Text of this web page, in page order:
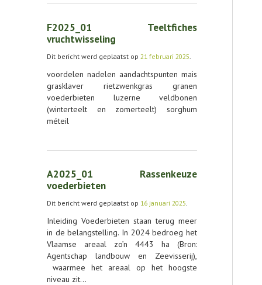
F2025_01 Teeltfiches
vruchtwisseling
Dit bericht werd geplaatst op 21 februari 2025.
voordelen nadelen aandachtspunten mais
grasklaver rietzwenkgras granen
voederbieten luzerne veldbonen
(winterteelt en zomerteelt) sorghum
méteil
A2025_01 Rassenkeuze
voederbieten
Dit bericht werd geplaatst op 16 januari 2025.
Inleiding Voederbieten staan terug meer
in de belangstelling. In 2024 bedroeg het
Vlaamse areaal zo’n 4443 ha (Bron:
Agentschap landbouw en Zeevisserij),
waarmee het areaal op het hoogste
niveau zit…